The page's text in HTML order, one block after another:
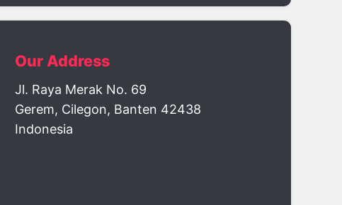
Our Address
Jl. Raya Merak No. 69
Gerem, Cilegon, Banten 42438
Indonesia